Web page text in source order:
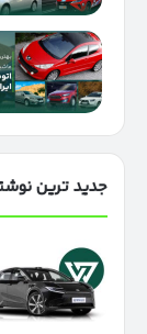
جدید ترین